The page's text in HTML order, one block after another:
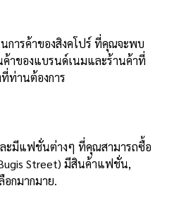
การค้าของสิงคโปร์ ที่คุณจะพบ
าของแบรนด์เนมและร้านค้าที่
ท่านต้องการ
ะมีแฟชั่นต่างๆ ที่คุณสามารถซื้อ
Street) มีสินค้าแฟชั่น,
อกมากมาย.